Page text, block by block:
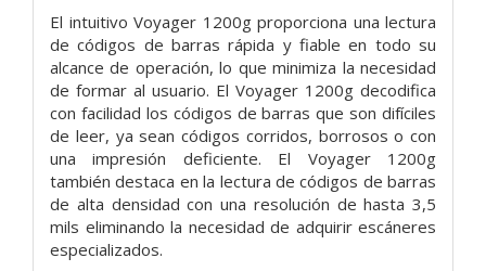
El intuitivo Voyager 1200g proporciona una lectura
de códigos de barras rápida y fiable en todo su
alcance de operación, lo que minimiza la necesidad
de formar al usuario. El Voyager 1200g decodifica
con facilidad los códigos de barras que son difíciles
de leer, ya sean códigos corridos, borrosos o con
una impresión deficiente. El Voyager 1200g
también destaca en la lectura de códigos de barras
de alta densidad con una resolución de hasta 3,5
mils eliminando la necesidad de adquirir escáneres
especializados.